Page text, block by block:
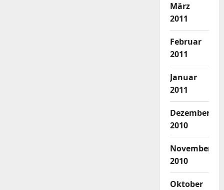
März
2011
Februar
2011
Januar
2011
Dezember
2010
November
2010
Oktober